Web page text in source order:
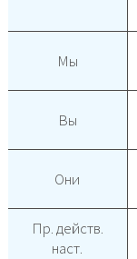
Мы
Вы
Они
Пр. действ.
наст.